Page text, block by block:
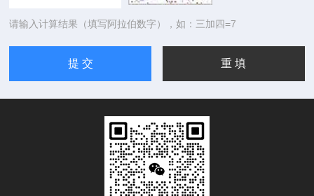
请输入计算结果（填写阿拉伯数字），如：三加四=7